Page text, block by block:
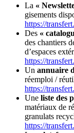
La «
gisements
https://
Des «
des chantiers
d’espaces
https://
Un annuaire
réemploi /
https://
Une liste des
matériaux de
granulats
https://